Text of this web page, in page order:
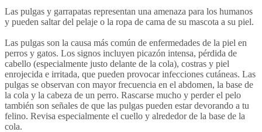
Las pulgas y garrapatas representan una amenaza para los humanos
y pueden saltar del pelaje o la ropa de cama de su mascota a su piel.
Las pulgas son la causa más común de enfermedades de la piel en
perros y gatos. Los signos incluyen picazón intensa, pérdida de
cabello (especialmente justo delante de la cola), costras y piel
enrojecida e irritada, que pueden provocar infecciones cutáneas. Las
pulgas se observan con mayor frecuencia en el abdomen, la base de
la cola y la cabeza de un perro. Rascarse mucho y perder el pelo
también son señales de que las pulgas pueden estar devorando a tu
felino. Revisa especialmente el cuello y alrededor de la base de la
cola.